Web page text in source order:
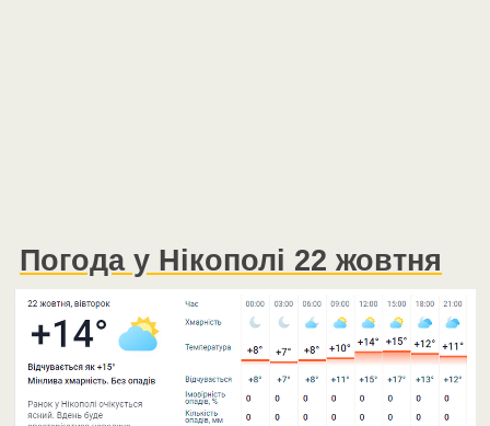
Погода у Нікополі 22 жовтня